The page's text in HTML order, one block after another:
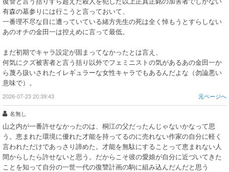
有森の墓参りには行こうと言っておいて、
一番理不尽な目に遭っていている緒方先生の死は全く悼もうとすらしない
あのオチの金田一は控えめに言って最低。
まだ初期でキャラ設定が固まってなかったとは言え、
何気にクズ被害者と言う括り以外でフェミニストの気があるあの金田一か
ら蔑ろ扱いされたイレギュラーな女性キャラでもあるんだよな（勿論悪い
意味で）。
2026-07-23 20:39:43 元ページへ
名無し
山之内が一番許せなかったのは、桐江の父だったんじゃないかなって思
う。恵まれた環境に優れた才能を持ってるのに売れない作家の自分に軽く
言われただけであっさり諦めた。才能を無駄にすることって恵まれない人
間からしたら許せないと思う。だからこそ彼の愛娘が自分に近づいてきた
ことを知って自分の一世一代の復讐計画の駒に組み込んだんだと思う